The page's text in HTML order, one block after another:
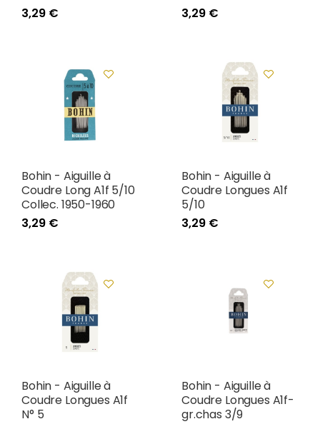
3,29 €
3,29 €
Bohin - Aiguille à
Coudre Long A1f 5/10
Collec. 1950-1960
3,29 €
Bohin - Aiguille à
Coudre Longues A1f
5/10
3,29 €
Bohin - Aiguille à
Coudre Longues A1f
N° 5
Bohin - Aiguille à
Coudre Longues A1f-
gr.chas 3/9